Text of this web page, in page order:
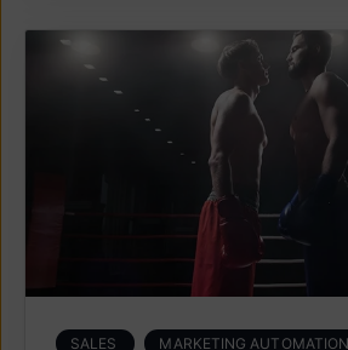
SALES MARKETING AUTOMATION